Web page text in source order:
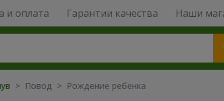
и оплата Гарантии качества Наши
> Повод > Рождение ребенка